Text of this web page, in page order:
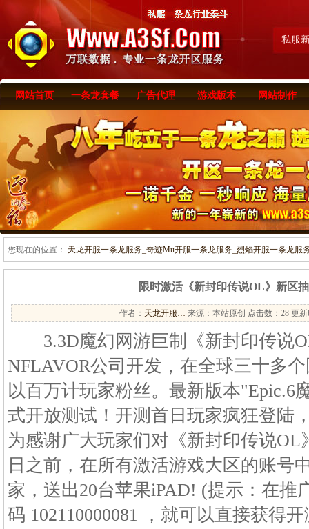
私服
网站首页 一条龙套餐 广告代理 游戏版本 网站制作
您现在的位置： 天龙开服一条龙服务_奇迹Mu开服一条龙服务_烈焰开服一条龙服
限时激活《新封印传说OL》新区
作者： 天龙开服… 来源：本站原创 点击数： 28 更新
3.3D魔幻网游巨制《新封印传说
NFLAVOR公司开发，在全球三十多
以百万计玩家粉丝。最新版本"Epic.6
式开放测试！开测首日玩家疯狂登陆
为感谢广大玩家们对《新封印传说OL
日之前，在所有激活游戏大区的账号
家，送出20台苹果iPAD! (提示：在推
码 102110000081 ，就可以直接获得